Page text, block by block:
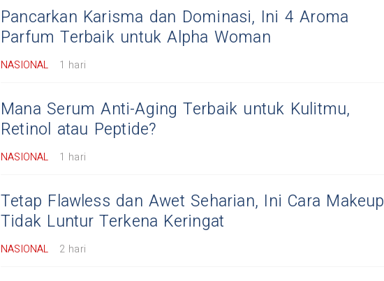
Pancarkan Karisma dan Dominasi, Ini 4 Aroma
Parfum Terbaik untuk Alpha Woman
NASIONAL 1 hari
Mana Serum Anti-Aging Terbaik untuk Kulitmu,
Retinol atau Peptide?
NASIONAL 1 hari
Tetap Flawless dan Awet Seharian, Ini Cara Makeup
Tidak Luntur Terkena Keringat
NASIONAL 2 hari